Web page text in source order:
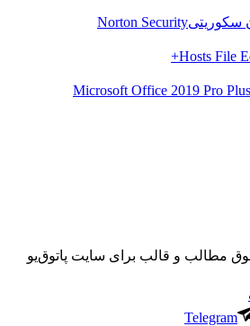
سکوریتی Norton Security
Hosts File
حقوق مطالب و قالب برای سایت پاتوق‌یو
Telegram